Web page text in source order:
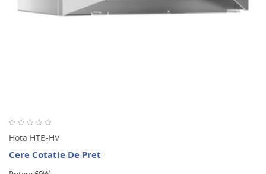
Hota HTB-HV
Cere Cotatie De Pret